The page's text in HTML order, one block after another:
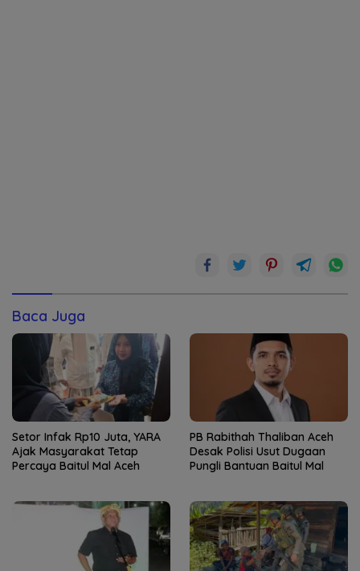
Baca Juga
Setor Infak Rp10 Juta, YARA
Ajak Masyarakat Tetap
Percaya Baitul Mal Aceh
PB Rabithah Thaliban Aceh
Desak Polisi Usut Dugaan
Pungli Bantuan Baitul Mal